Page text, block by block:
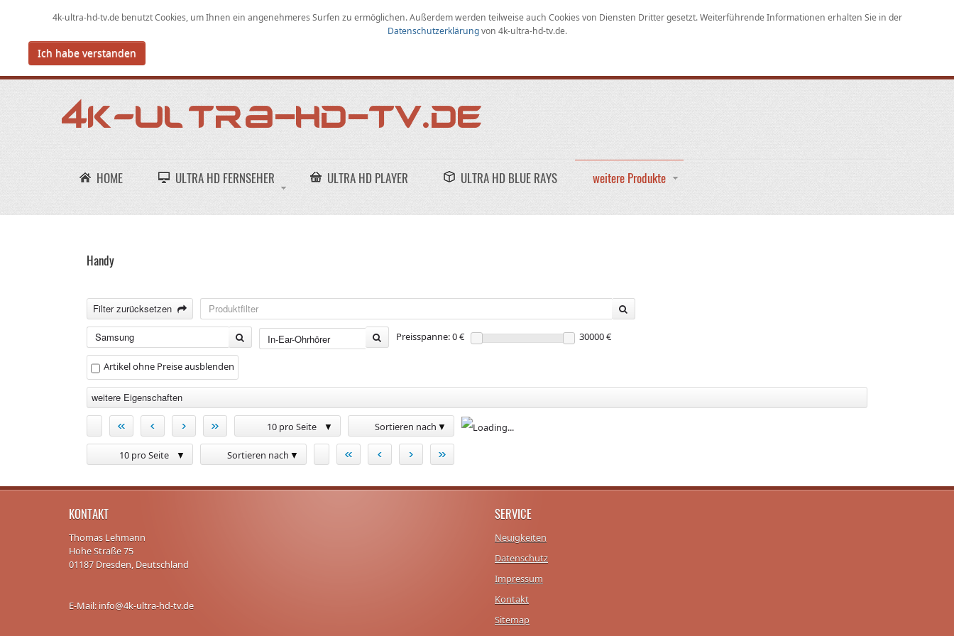
4k-ultra-hd-tv.de benutzt Cookies, umIhnen ein angenehmeres Surfen zu ermöglichen.Außerdem werden teilweise auch Cookies von Diensten Dritter gesetzt. Weiterführende Informationen erhalten Sie in der
Datenschutzerklärungvon 4k-ultra-hd-tv.de.
Ich habe verstanden
HOME ULTRA HD FERNSEHER ULTRA HD PLAYER ULTRA HD BLUE RAYS weitere Produkte
Handy
Filter zurücksetzen
Preisspanne: 0 € 30000 €
Artikel ohne Preise ausblenden
weitere Eigenschaften
« ‹ › » 10 pro Seite Sortieren nach
10 pro Seite Sortieren nach « ‹ › »
KONTAKT
Thomas Lehmann
Hohe Straße 75
01187 Dresden, Deutschland
E-Mail: info@4k-ultra-hd-tv.de
SERVICE
Neuigkeiten
Datenschutz
Impressum
Kontakt
Sitemap